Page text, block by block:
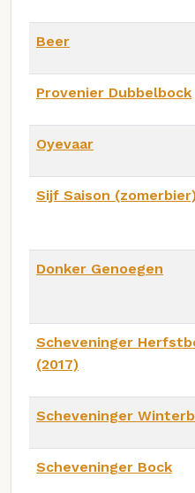
Beer
Provenier Dubbelbock
Oyevaar
Sijf Saison
Donker Genoegen
Scheveninger
(2017)
Scheveninger
Scheveninger Bock